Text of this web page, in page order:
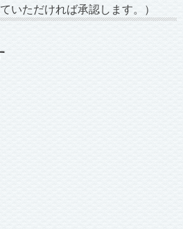
いただければ承認します。）